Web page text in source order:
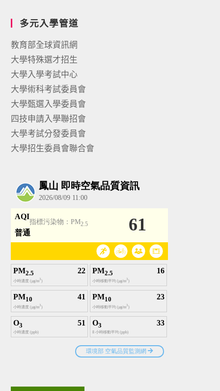
多元入學管道
教育部全球資訊網
大學特殊選才招生
大學入學考試中心
大學術科考試委員會
大學甄選入學委員會
四技申請入學聯招會
大學考試分發委員會
大學招生委員會聯合會